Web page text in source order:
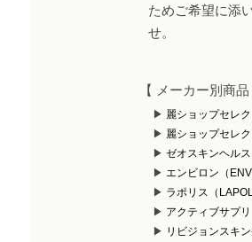
ためご希望に添
せ。
【 メーカー別商品
麗ショップセレ
麗ショップセレ
ゼオスキンヘルス
エンビロン（
ラポリス（
アクティブサプ
リビジョンスキ